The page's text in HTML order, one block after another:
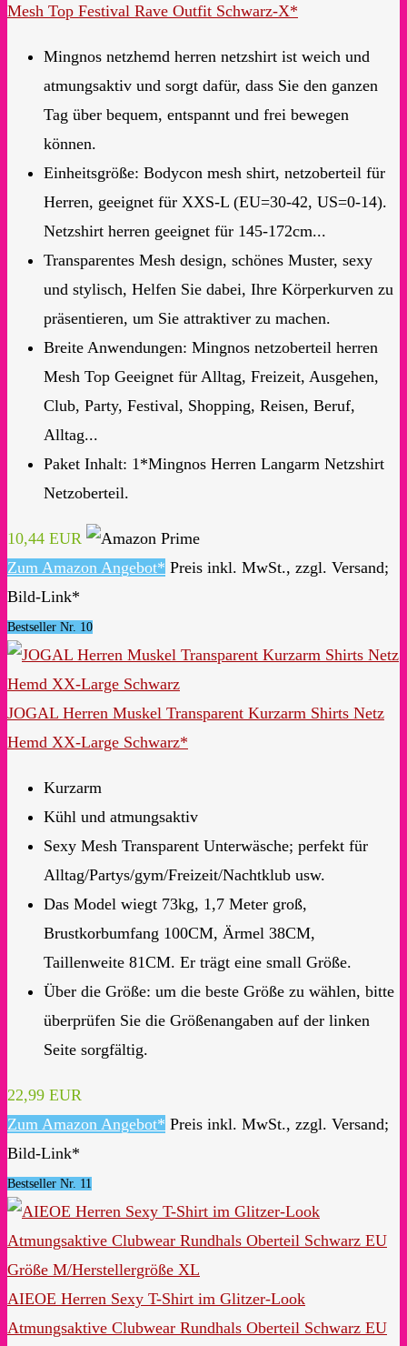
Mesh Top Festival Rave Outfit Schwarz-X*
Mingnos netzhemd herren netzshirt ist weich und
atmungsaktiv und sorgt dafür, dass Sie den ganzen
Tag über bequem, entspannt und frei bewegen
können.
Einheitsgröße: Bodycon mesh shirt, netzoberteil für
Herren, geeignet für XXS-L (EU=30-42, US=0-14).
Netzshirt herren geeignet für 145-172cm...
Transparentes Mesh design, schönes Muster, sexy
und stylisch, Helfen Sie dabei, Ihre Körperkurven zu
präsentieren, um Sie attraktiver zu machen.
Breite Anwendungen: Mingnos netzoberteil herren
Mesh Top Geeignet für Alltag, Freizeit, Ausgehen,
Club, Party, Festival, Shopping, Reisen, Beruf,
Alltag...
Paket Inhalt: 1*Mingnos Herren Langarm Netzshirt
Netzoberteil.
10,44 EUR
Zum Amazon Angebot* Preis inkl. MwSt., zzgl. Versand;
Bild-Link*
Bestseller Nr. 10
JOGAL Herren Muskel Transparent Kurzarm Shirts Netz
Hemd XX-Large Schwarz*
Kurzarm
Kühl und atmungsaktiv
Sexy Mesh Transparent Unterwäsche; perfekt für
Alltag/Partys/gym/Freizeit/Nachtklub usw.
Das Model wiegt 73kg, 1,7 Meter groß,
Brustkorbumfang 100CM, Ärmel 38CM,
Taillenweite 81CM. Er trägt eine small Größe.
Über die Größe: um die beste Größe zu wählen, bitte
überprüfen Sie die Größenangaben auf der linken
Seite sorgfältig.
22,99 EUR
Zum Amazon Angebot* Preis inkl. MwSt., zzgl. Versand;
Bild-Link*
Bestseller Nr. 11
AIEOE Herren Sexy T-Shirt im Glitzer-Look
Atmungsaktive Clubwear Rundhals Oberteil Schwarz EU